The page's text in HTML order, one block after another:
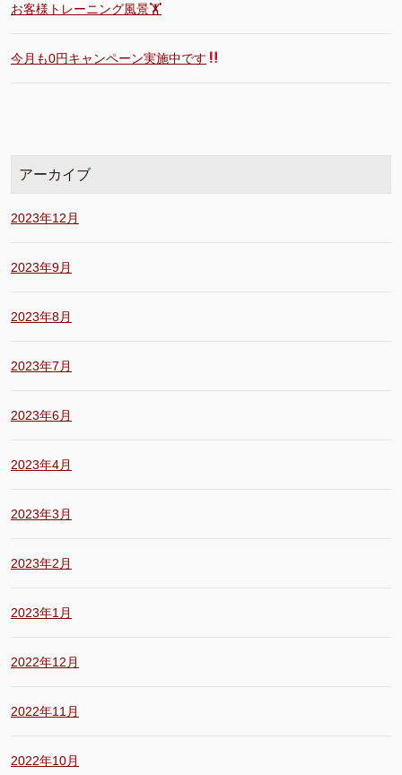
お客様トレーニング風景🏋️
今月も0円キャンペーン実施中です
アーカイブ
2023年12月
2023年9月
2023年8月
2023年7月
2023年6月
2023年4月
2023年3月
2023年2月
2023年1月
2022年12月
2022年11月
2022年10月